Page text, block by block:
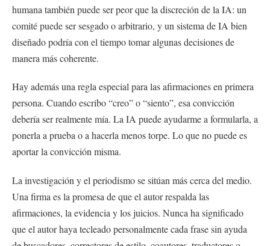
humana también puede ser peor que la discreción de la IA: un
comité puede ser sesgado o arbitrario, y un sistema de IA bien
diseñado podría con el tiempo tomar algunas decisiones de
manera más coherente.
Hay además una regla especial para las afirmaciones en primera
persona. Cuando escribo “creo” o “siento”, esa convicción
debería ser realmente mía. La IA puede ayudarme a formularla, a
ponerla a prueba o a hacerla menos torpe. Lo que no puede es
aportar la convicción misma.
La investigación y el periodismo se sitúan más cerca del medio.
Una firma es la promesa de que el autor respalda las
afirmaciones, la evidencia y los juicios. Nunca ha significado
que el autor haya tecleado personalmente cada frase sin ayuda